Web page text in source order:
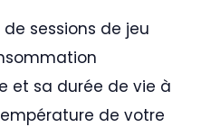
sessions de jeu
et sa durée de vie à
de votre